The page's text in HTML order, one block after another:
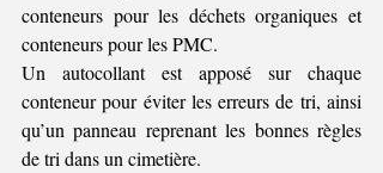
conteneurs pour les déchets organiques et
conteneurs pour les PMC.
Un autocollant est apposé sur chaque
conteneur pour éviter les erreurs de tri, ainsi
qu’un panneau reprenant les bonnes règles
de tri dans un cimetière.